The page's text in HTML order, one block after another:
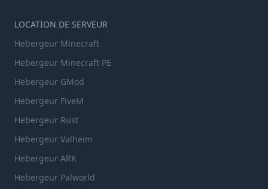
LOCATION DE SERVEUR
Hebergeur Minecraft
Hebergeur Minecraft PE
Hebergeur GMod
Hebergeur FiveM
Hebergeur Rust
Hebergeur Valheim
Hebergeur ARK
Hebergeur Palworld